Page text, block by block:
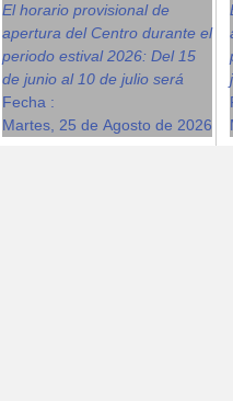
El horario provisional de
apertura del Centro durante el
periodo estival 2026: Del 15
de junio al 10 de julio será
Fecha :
Martes, 25 de Agosto de 2026